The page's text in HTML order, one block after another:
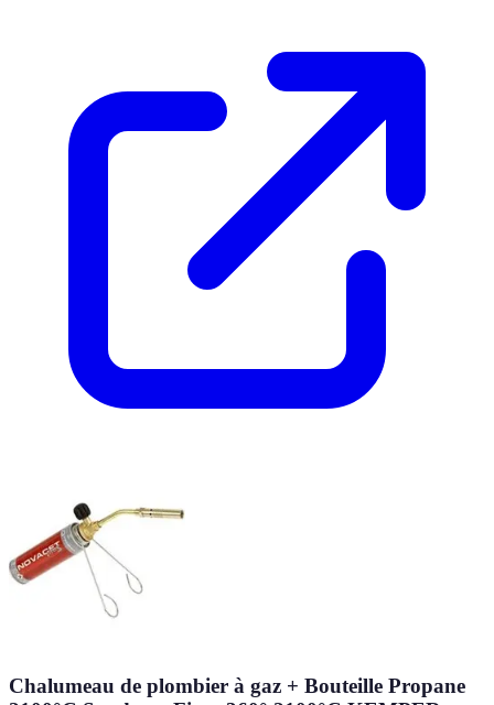
Chalumeau de plombier à gaz + Bouteille Propane